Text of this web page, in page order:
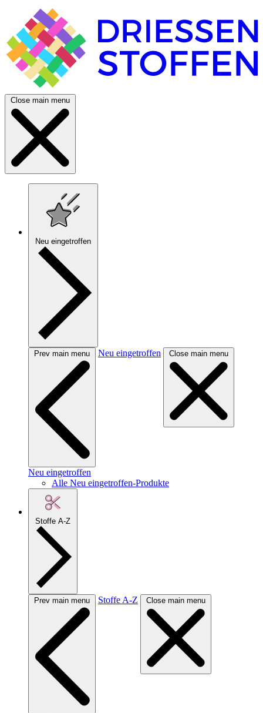
Close main menu
Neu eingetroffen
Prev main menu Neu eingetroffen Close main menu
Neu eingetroffen
Alle Neu eingetroffen-Produkte
Stoffe A-Z
Prev main menu Stoffe A-Z Close main menu